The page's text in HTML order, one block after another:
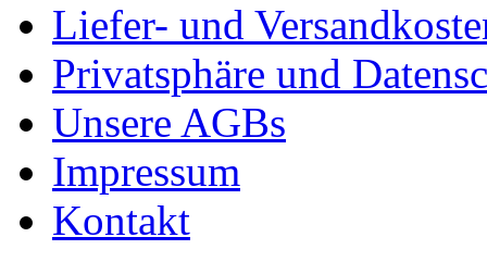
Liefer- und
Privatsphäre und
Unsere AGBs
Impressum
Kontakt